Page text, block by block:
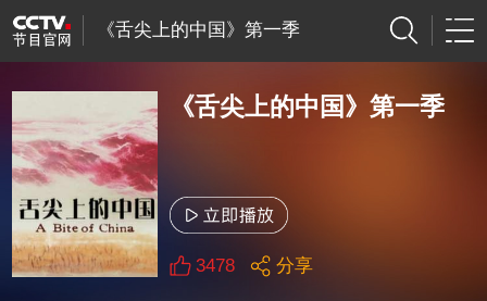
《舌尖上的中国》第一季
《舌尖上的中国》第一季
3478 分享